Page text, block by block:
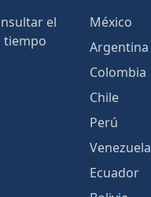
el
tiempo
México
Argentina
Colombia
Chile
Perú
Venezuela
Ecuador